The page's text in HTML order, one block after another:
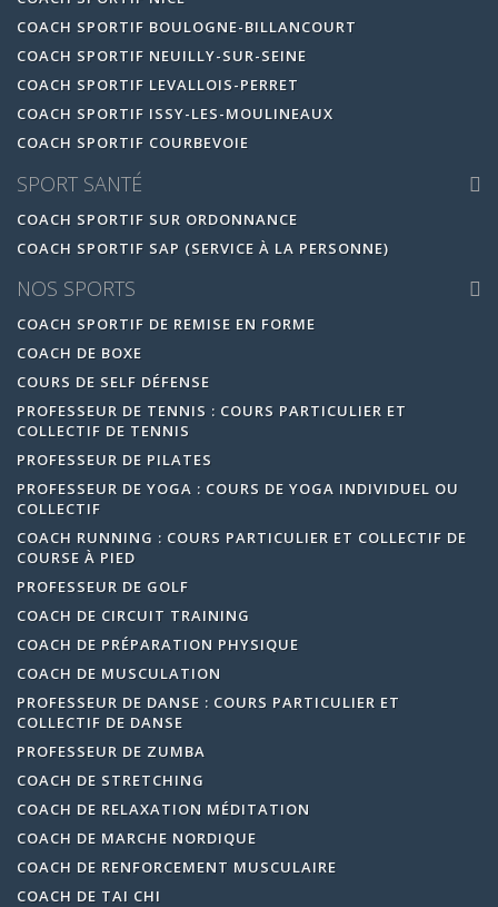
COACH SPORTIF BOULOGNE-BILLANCOURT
COACH SPORTIF NEUILLY-SUR-SEINE
COACH SPORTIF LEVALLOIS-PERRET
COACH SPORTIF ISSY-LES-MOULINEAUX
COACH SPORTIF COURBEVOIE
SPORT SANTÉ
COACH SPORTIF SUR ORDONNANCE
COACH SPORTIF SAP (SERVICE À LA PERSONNE)
NOS SPORTS
COACH SPORTIF DE REMISE EN FORME
COACH DE BOXE
COURS DE SELF DÉFENSE
PROFESSEUR DE TENNIS : COURS PARTICULIER ET
COLLECTIF DE TENNIS
PROFESSEUR DE PILATES
PROFESSEUR DE YOGA : COURS DE YOGA INDIVIDUEL OU
COLLECTIF
COACH RUNNING : COURS PARTICULIER ET COLLECTIF DE
COURSE À PIED
PROFESSEUR DE GOLF
COACH DE CIRCUIT TRAINING
COACH DE PRÉPARATION PHYSIQUE
COACH DE MUSCULATION
PROFESSEUR DE DANSE : COURS PARTICULIER ET
COLLECTIF DE DANSE
PROFESSEUR DE ZUMBA
COACH DE STRETCHING
COACH DE RELAXATION MÉDITATION
COACH DE MARCHE NORDIQUE
COACH DE RENFORCEMENT MUSCULAIRE
COACH DE TAI CHI